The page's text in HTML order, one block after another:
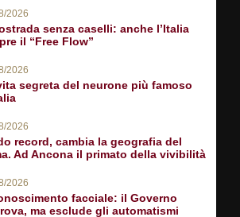
2026
senza caselli: anche l’Italia
il “Free Flow”
2026
segreta del neurone più famoso
2026
record, cambia la geografia del
Ad Ancona il primato della vivibilità
2026
facciale: il Governo
ma esclude gli automatismi